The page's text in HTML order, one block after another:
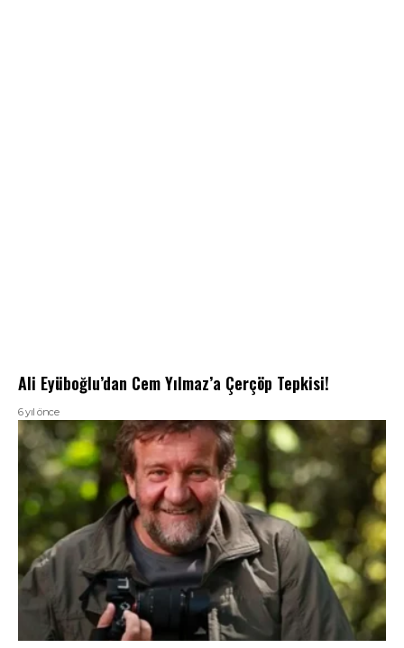
Ali Eyüboğlu’dan Cem Yılmaz’a Çerçöp Tepkisi!
6 yıl önce